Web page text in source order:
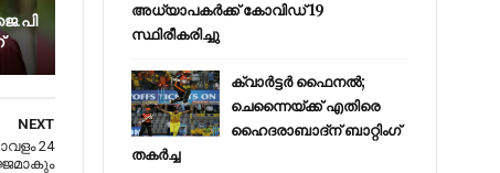
NEXT
24
അധ്യാപകര്‍ക്ക് കോവിഡ് 19
സ്ഥിരീകരിച്ചു
ക്വാർട്ടർ ഫൈനൽ;
ചെന്നൈയ്ക്ക് എതിരെ
ഹൈദരാബാദ്ന് ബാറ്റിംഗ്
തകർച്ച